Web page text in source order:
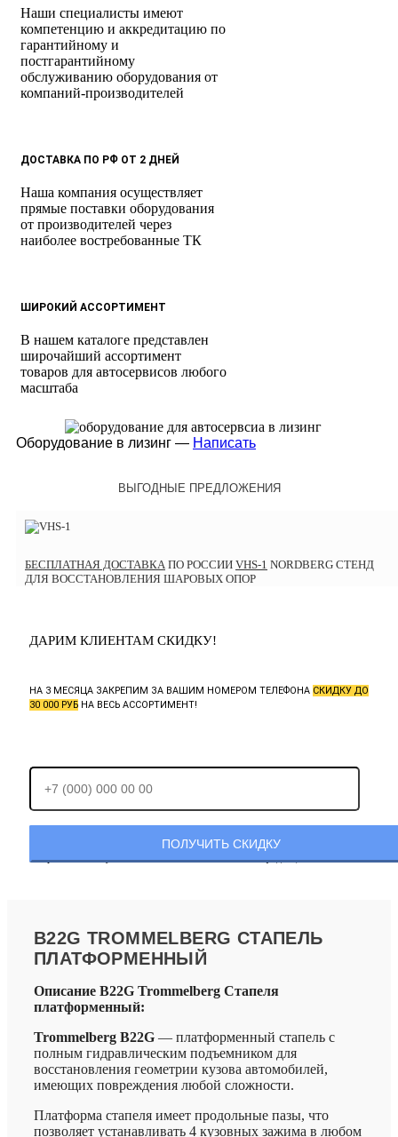
Наши специалисты имеют
компетенцию и аккредитацию по
гарантийному и
постгарантийному
обслуживанию оборудования от
компаний-производителей
ДОСТАВКА ПО РФ ОТ 2 ДНЕЙ
Наша компания осуществляет
прямые поставки оборудования
от производителей через
наиболее востребованные ТК
ШИРОКИЙ АССОРТИМЕНТ
В нашем каталоге представлен
широчайший ассортимент
товаров для автосервисов любого
масштаба
Оборудование в лизинг — Написать
ВЫГОДНЫЕ ПРЕДЛОЖЕНИЯ
БЕСПЛАТНАЯ ДОСТАВКА ПО РОССИИ VHS-1 NORDBERG СТЕНД
ДЛЯ ВОССТАНОВЛЕНИЯ ШАРОВЫХ ОПОР
ДАРИМ КЛИЕНТАМ СКИДКУ!
НА 3 МЕСЯЦА ЗАКРЕПИМ ЗА ВАШИМ НОМЕРОМ ТЕЛЕФОНА СКИДКУ ДО
30 000 РУБ НА ВЕСЬ АССОРТИМЕНТ!
Отправляя заявку, Вы соглашаетесь сполитикой конфиденциальности.
B22G TROMMELBERG СТАПЕЛЬ
ПЛАТФОРМЕННЫЙ
Описание B22G Trommelberg Стапеля
платформенный:
Trommelberg B22G — платформенный стапель с
полным гидравлическим подъемником для
восстановления геометрии кузова автомобилей,
имеющих повреждения любой сложности.
Платформа стапеля имеет продольные пазы, что
позволяет устанавливать 4 кузовных зажима в любом